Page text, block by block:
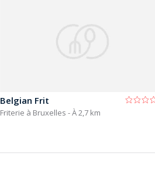
Belgian Frit
Friterie à Bruxelles - À 2,7 km